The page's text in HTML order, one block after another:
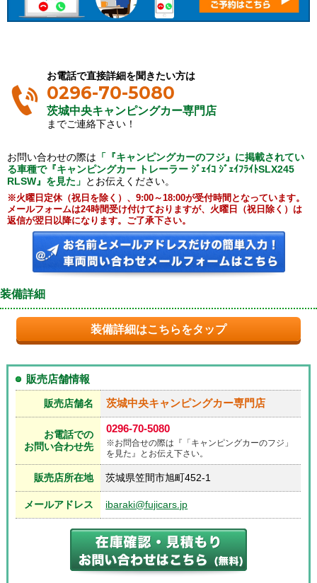
お電話で直接詳細を聞きたい方は
0296-70-5080
茨城中央キャンピングカー専門店
までご連絡下さい！
お問い合わせの際は 「『キャンピングカーのフジ』に掲載されてい
る車種で『キャンピングカー トレーラー ｼﾞｪｲｺ ｼﾞｪｲﾌﾗｲﾄSLX245
RLSW』を見た」 とお伝えください。
※火曜日定休（祝日を除く）、9:00～18:00が受付時間となっています。
メールフォームは24時間受け付けておりますが、火曜日（祝日除く）は
返信が翌日以降になります。ご了承下さい。
装備詳細
装備詳細はこちらをタップ
販売店舗情報
販売店舗名 茨城中央キャンピングカー専門店
お電話での
お問い合わせ先
0296-70-5080
※お問合せの際は『「キャンピングカーのフジ」
を見た』とお伝え下さい。
販売店所在地 茨城県笠間市旭町452-1
メールアドレス ibaraki@fujicars.jp